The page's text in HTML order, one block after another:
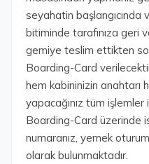
seyahatin
bitiminde tarafınıza geri
gemiye teslim ettikten
Boarding-Card
hem kabininizin anahtarı
yapacağınız tüm işlemler
Boarding-Card üzerinde
numaranız, yemek
olarak bulunmaktadır.